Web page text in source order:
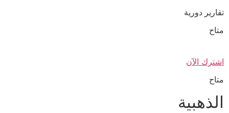
تقارير دورية
متاح
اشترك الآن
متاح
الذهبية